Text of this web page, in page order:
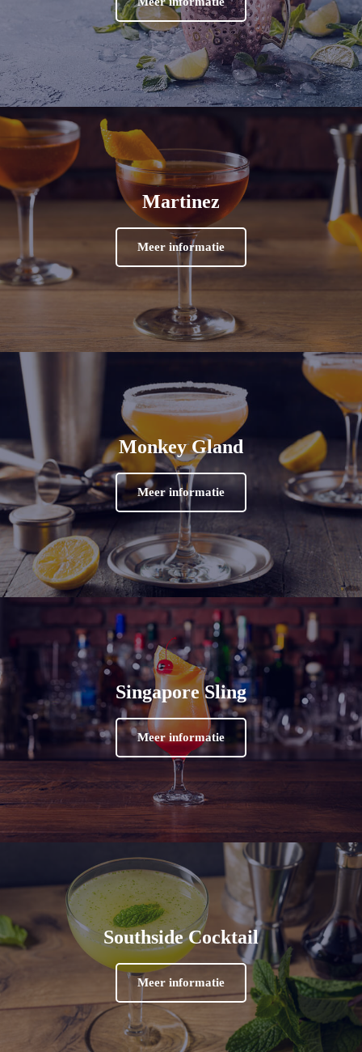
Martinez
Meer informatie
Monkey Gland
Meer informatie
Singapore Sling
Meer informatie
Southside Cocktail
Meer informatie